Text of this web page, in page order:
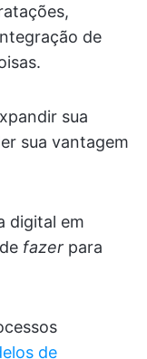
de
sua
sua vantagem
digital em
fazer para
de